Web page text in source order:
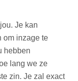
Je kan
om inzage te
hebben
lang we ze
zin. Je zal exact